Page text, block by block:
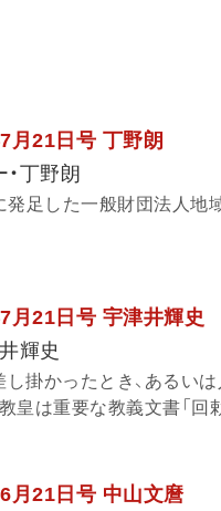
月21日号 丁野朗
丁野朗
発足した一般財団法人
月21日号 宇津井輝史
輝史
掛かったとき、あるい
皇は重要な教義文書「回
月21日号 中山文麿